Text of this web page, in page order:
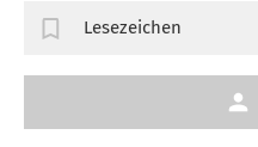
Lesezeichen